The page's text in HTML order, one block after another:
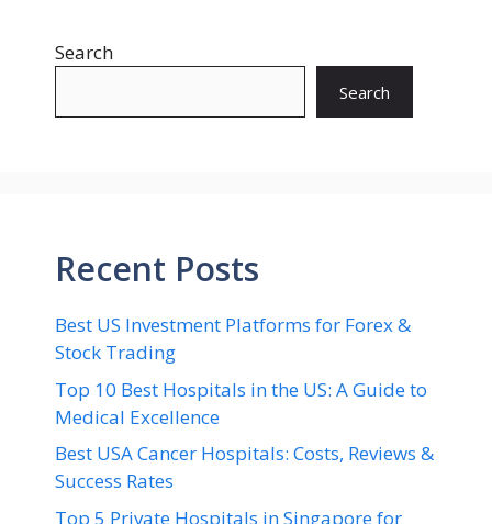
Search
Search
Recent Posts
Best US Investment Platforms for Forex &
Stock Trading
Top 10 Best Hospitals in the US: A Guide to
Medical Excellence
Best USA Cancer Hospitals: Costs, Reviews &
Success Rates
Top 5 Private Hospitals in Singapore for